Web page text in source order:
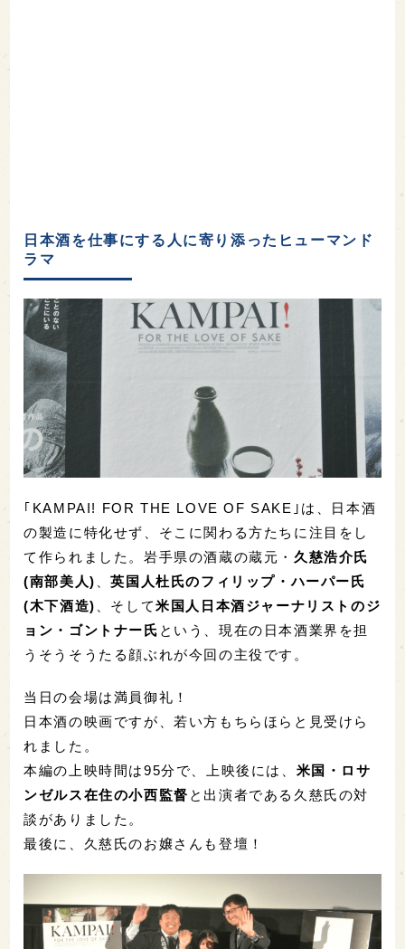
日本酒を仕事にする人に寄り添ったヒューマンド
ラマ
｢KAMPAI! FOR THE LOVE OF SAKE｣は、日本酒
の製造に特化せず、そこに関わる方たちに注目をし
て作られました。岩手県の酒蔵の蔵元・久慈浩介氏
(南部美人)
、英国人杜氏のフィリップ・ハーパー氏
(木下酒造)
、そして米国人日本酒ジャーナリストのジ
ョン・ゴントナー氏 という、現在の日本酒業界を担
うそうそうたる顔ぶれが今回の主役です。
当日の会場は満員御礼！
日本酒の映画ですが、若い方もちらほらと見受けら
れました。
本編の上映時間は95分で、上映後には、 米国・ロサ
ンゼルス在住の小西監督 と出演者である久慈氏の対
談がありました。
最後に、久慈氏のお嬢さんも登壇！